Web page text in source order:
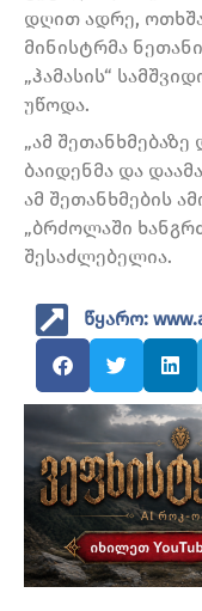
დღით ადრე,
მინისტრმა
„ჰამასის“
უწოდა.
„ამ
ბაიდენმა და
ამ შეთანხმების
„ბრძოლაში
შესაძლებელია.
წყარო: